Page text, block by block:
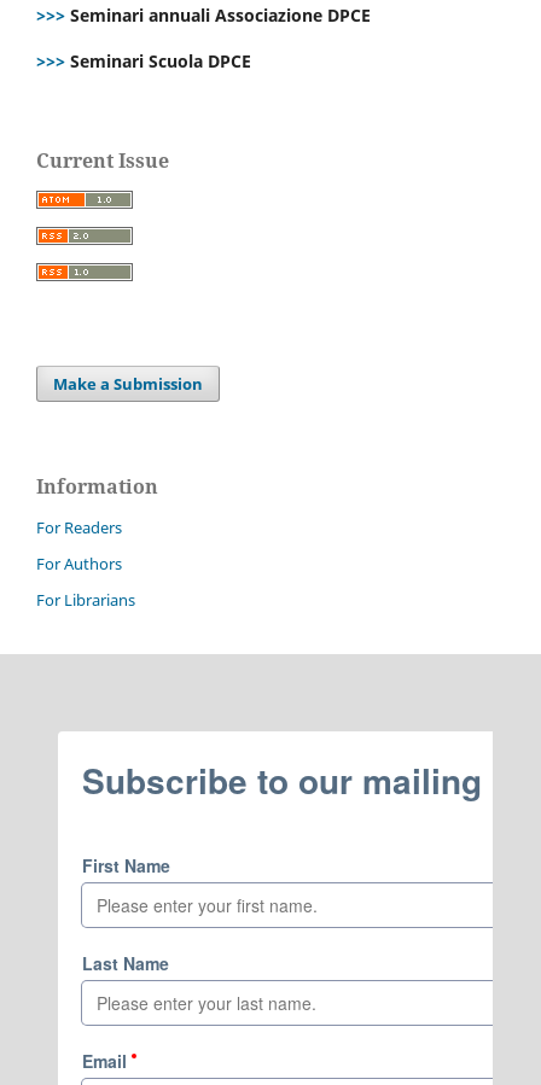
>>> Seminari annuali Associazione DPCE
>>> Seminari Scuola DPCE
Current Issue
Make a Submission
Information
For Readers
For Authors
For Librarians